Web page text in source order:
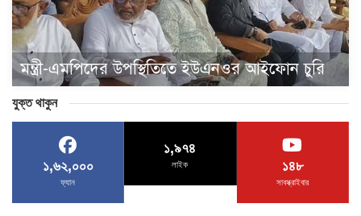
মন্ত্রী-এমপিদের উপস্থিতিতে ইউএনওর আইফোন চুরি
যুক্ত থাকুন
১,৬২,০০০
ফ্যান
১,৯৭৪
লাইক ১৪৮
সাবস্ক্রাইবার